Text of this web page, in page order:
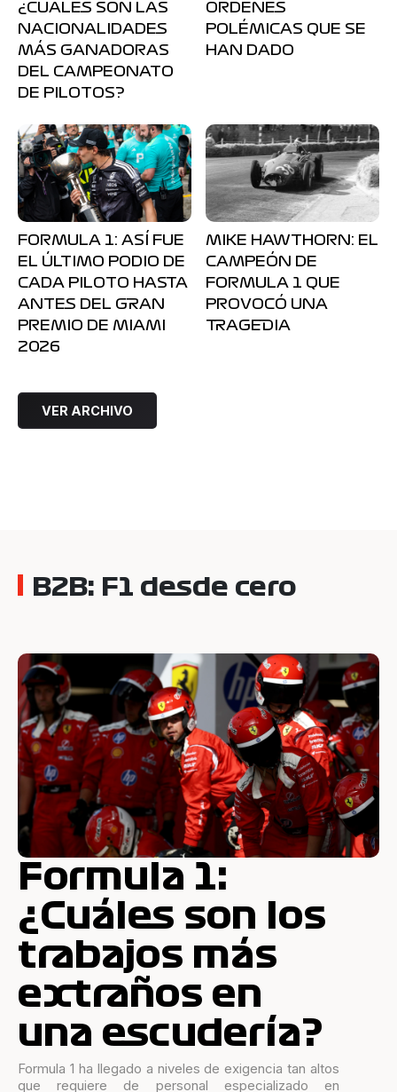
¿CUÁLES SON LAS
NACIONALIDADES
MÁS GANADORAS
DEL CAMPEONATO
DE PILOTOS?
ÓRDENES
POLÉMICAS QUE SE
HAN DADO
FORMULA 1: ASÍ FUE
EL ÚLTIMO PODIO DE
CADA PILOTO HASTA
ANTES DEL GRAN
PREMIO DE MIAMI
2026
MIKE HAWTHORN: EL
CAMPEÓN DE
FORMULA 1 QUE
PROVOCÓ UNA
TRAGEDIA
VER ARCHIVO
B2B: F1 desde cero
Formula 1:
¿Cuáles son los
trabajos más
extraños en
una escudería?
Formula 1 ha llegado a niveles de exigencia tan altos
que requiere de personal especializado en